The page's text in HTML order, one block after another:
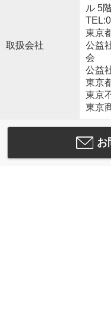
取扱会社
ル 5
東京
公益
会
公益
東京
東京
東京
お